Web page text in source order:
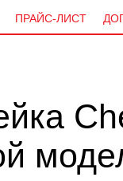
ПРАЙС-ЛИСТ